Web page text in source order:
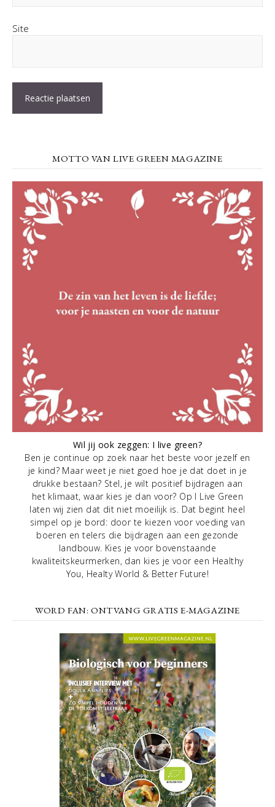
Site
MOTTO VAN LIVE GREEN MAGAZINE
Wil jij ook zeggen: I live green?
Ben je continue op zoek naar het beste voor jezelf en
je kind? Maar weet je niet goed hoe je dat doet in je
drukke bestaan? Stel, je wilt positief bijdragen aan
het klimaat, waar kies je dan voor? Op I Live Green
laten wij zien dat dit niet moeilijk is. Dat begint heel
simpel op je bord: door te kiezen voor voeding van
boeren en telers die bijdragen aan een gezonde
landbouw. Kies je voor bovenstaande
kwaliteitskeurmerken, dan kies je voor een Healthy
You, Healty World & Better Future!
WORD FAN: ONTVANG GRATIS E-MAGAZINE